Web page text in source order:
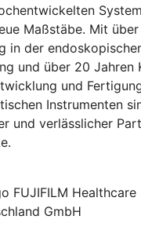
Maßstäbe. Mit
in der
und über 20 Jahren
und
Instrumenten
und verlässlicher